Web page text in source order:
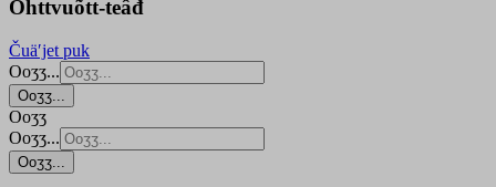
Õhttvuõtt-teâđ
Čuäʹjet puk
Ooʒʒ...
Ooʒʒ...
Ooʒʒ
Ooʒʒ...
Ooʒʒ...